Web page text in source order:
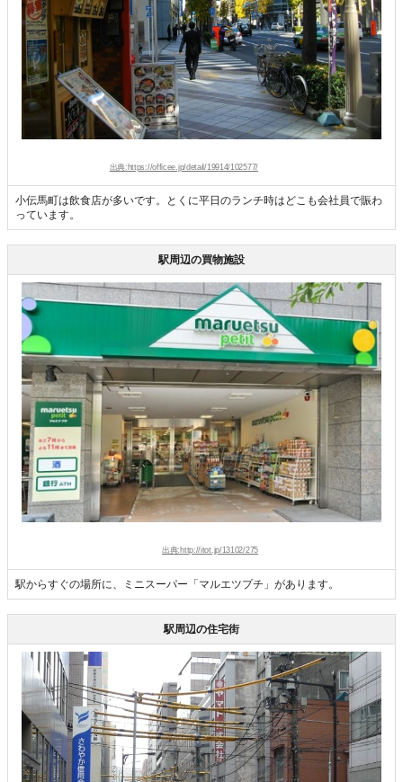
出典:https://officee.jp/detail/19914/102577/
小伝馬町は飲食店が多いです。とくに平日のランチ時はどこも会社員で賑わ
っています。
駅周辺の買物施設
出典:http://itot.jp/13102/275
駅からすぐの場所に、ミニスーパー「マルエツプチ」があります。
駅周辺の住宅街